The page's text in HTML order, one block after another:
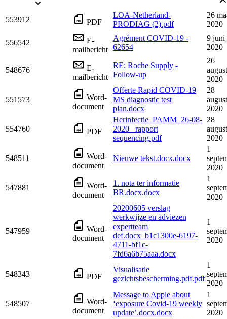
553912 PDF
LOA-Netherland-
PRODIAG (2).pdf
26
2020
556542
E-
mailbericht
Agrément COVID-19 -
62654
9 juni
2020
548676
E-
mailbericht
RE: Roche Supply -
Follow-up
26
2020
551573
Word-
document
Offerte Rapid COVID-19
MS diagnostic test
plan.docx
28
2020
554760 PDF
Herinfectie_PAMM_26-08-
2020 _rapport
sequencing.pdf
28
2020
548511
Word-
document
Nieuwe tekst.docx.docx
1
2020
547881
Word-
document
1. nota ter informatie
BR.docx.docx
1
2020
547959
Word-
document
20200605 verslag
werkwijze en adviezen
expertteam
def.docx_b1c1300e-6197-
4711-bf1c-
7fd6a6b75aaa.docx
1
2020
548343 PDF
Visualisatie
gezichtsbescherming.pdf.pdf
1
2020
548507
Word-
document
Message to Apple about
‘exposure Covid-19 weekly
update’.docx.docx
1
2020